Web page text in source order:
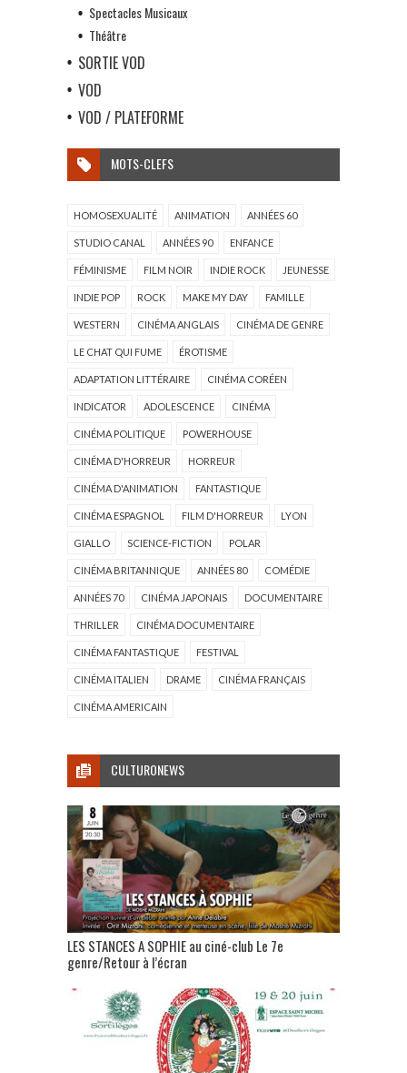
Spectacles Musicaux
Théâtre
SORTIE VOD
VOD
VOD / PLATEFORME
MOTS-CLEFS
HOMOSEXUALITÉ ANIMATION ANNÉES 60
STUDIO CANAL ANNÉES 90 ENFANCE
FÉMINISME FILM NOIR INDIE ROCK JEUNESSE
INDIE POP ROCK MAKE MY DAY FAMILLE
WESTERN CINÉMA ANGLAIS CINÉMA DE GENRE
LE CHAT QUI FUME ÉROTISME
ADAPTATION LITTÉRAIRE CINÉMA CORÉEN
INDICATOR ADOLESCENCE CINÉMA
CINÉMA POLITIQUE POWERHOUSE
CINÉMA D'HORREUR HORREUR
CINÉMA D'ANIMATION FANTASTIQUE
CINÉMA ESPAGNOL FILM D'HORREUR LYON
GIALLO SCIENCE-FICTION POLAR
CINÉMA BRITANNIQUE ANNÉES 80 COMÉDIE
ANNÉES 70 CINÉMA JAPONAIS DOCUMENTAIRE
THRILLER CINÉMA DOCUMENTAIRE
CINÉMA FANTASTIQUE FESTIVAL
CINÉMA ITALIEN DRAME CINÉMA FRANÇAIS
CINÉMA AMERICAIN
CULTURONEWS
LES STANCES A SOPHIE au ciné-club Le 7e
genre/Retour à l’écran